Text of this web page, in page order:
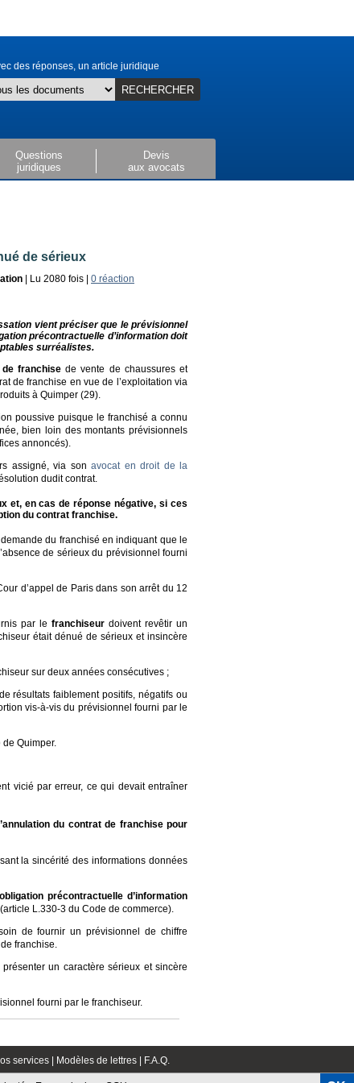
des réponses, un article juridique
RECHERCHER
Questions
juridiques
Devis
aux avocats
de sérieux
| Lu 2080 fois | 0 réaction
vient préciser que le prévisionnel
précontractuelle d’information doit
surréalistes.
franchisede vente de chaussures et
de franchise en vue de l’exploitation via
à Quimper (29).
poussive puisque le franchisé a connu
bien loin des montants prévisionnels
annoncés).
assigné, via sonavocat en droit de la
dudit contrat.
et, en cas de réponse négative, si ces
du contrat franchise.
du franchisé en indiquant que le
de sérieux du prévisionnel fourni
d’appel de Paris dans son arrêt du 12
par le franchiseur doivent revêtir un
était dénué de sérieux et insincère
sur deux années consécutives ;
résultats faiblement positifs, négatifs ou
vis-à-vis du prévisionnel fourni par le
Quimper.
vicié par erreur, ce qui devait entraîner
du contrat de franchise pour
la sincérité des informations données
obligation précontractuelle d’information
L.330-3 du Code de commerce).
de fournir un prévisionnel de chiffre
franchise.
un caractère sérieux et sincère
fourni par le franchiseur.
services | Modèles de lettres | F.A.Q.